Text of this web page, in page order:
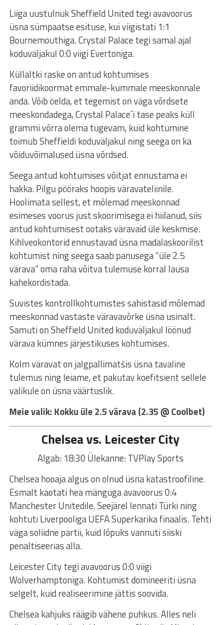
Liiga uustulnuk Sheffield United tegi avavoorus
üsna sümpaatse esituse, kui viigistati 1:1
Bournemouthiga. Crystal Palace tegi samal ajal
koduväljakul 0:0 viigi Evertoniga.
Küllaltki raske on antud kohtumises
favoriidikoormat emmale-kummale meeskonnale
anda. Võib öelda, et tegemist on väga võrdsete
meeskondadega, Crystal Palace´i tase peaks küll
grammi võrra olema tugevam, kuid kohtumine
toimub Sheffieldi koduväljakul ning seega on ka
võiduvõimalused üsna võrdsed.
Seega antud kohtumises võitjat ennustama ei
hakka. Pilgu pööraks hoopis väravateliinile.
Hoolimata sellest, et mõlemad meeskonnad
esimeses voorus just skoorimisega ei hiilanud, siis
antud kohtumisest ootaks väravaid üle keskmise.
Kihlveokontorid ennustavad üsna madalaskoorilist
kohtumist ning seega saab panusega “üle 2.5
värava” oma raha võitva tulemuse korral lausa
kahekordistada.
Suvistes kontrollkohtumistes sahistasid mõlemad
meeskonnad vastaste väravavõrke üsna usinalt.
Samuti on Sheffield United koduväljakul löönud
värava kümnes järjestikuses kohtumises.
Kolm väravat on jalgpallimatšis üsna tavaline
tulemus ning leiame, et pakutav koefitsient sellele
valikule on üsna väärtuslik.
Meie valik: Kokku üle 2.5 värava (2.35 @ Coolbet)
Chelsea vs. Leicester City
Algab: 18:30 Ülekanne: TVPlay Sports
Chelsea hooaja algus on olnud üsna katastroofiline.
Esmalt kaotati hea mänguga avavoorus 0:4
Manchester Unitedile. Seejärel lennati Türki ning
kohtuti Liverpooliga UEFA Superkarika finaalis. Tehti
väga soliidne partii, kuid lõpuks vannuti siiski
penaltiseerias alla.
Leicester City tegi avavoorus 0:0 viigi
Wolverhamptoniga. Kohtumist domineeriti üsna
selgelt, kuid realiseerimine jättis soovida.
Chelsea kahjuks räägib vähene puhkus. Alles neli